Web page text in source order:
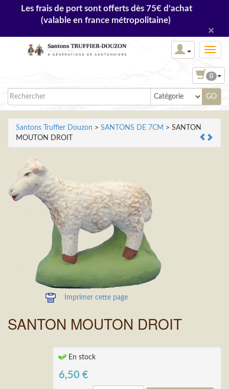
Les frais de port sont offerts dès 75€ d'achat
(valable en france métropolitaine)
×
0
Santons Truffier Douzon > SANTONS DE 7CM > SANTON
MOUTON DROIT
Imprimer cette page
SANTON MOUTON DROIT
En stock
6,50 €